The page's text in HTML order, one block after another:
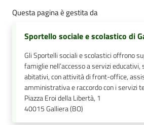
Questa pagina è gestita da
Sportello sociale e scolastico di
Gli Sportelli sociali e scolastici offrono
famiglie nell’accesso a servizi educativi,
abitativi, con attività di front-office,
amministrativa e raccordo con i servizi
Piazza Eroi della Libertà, 1
40015Galliera (BO)